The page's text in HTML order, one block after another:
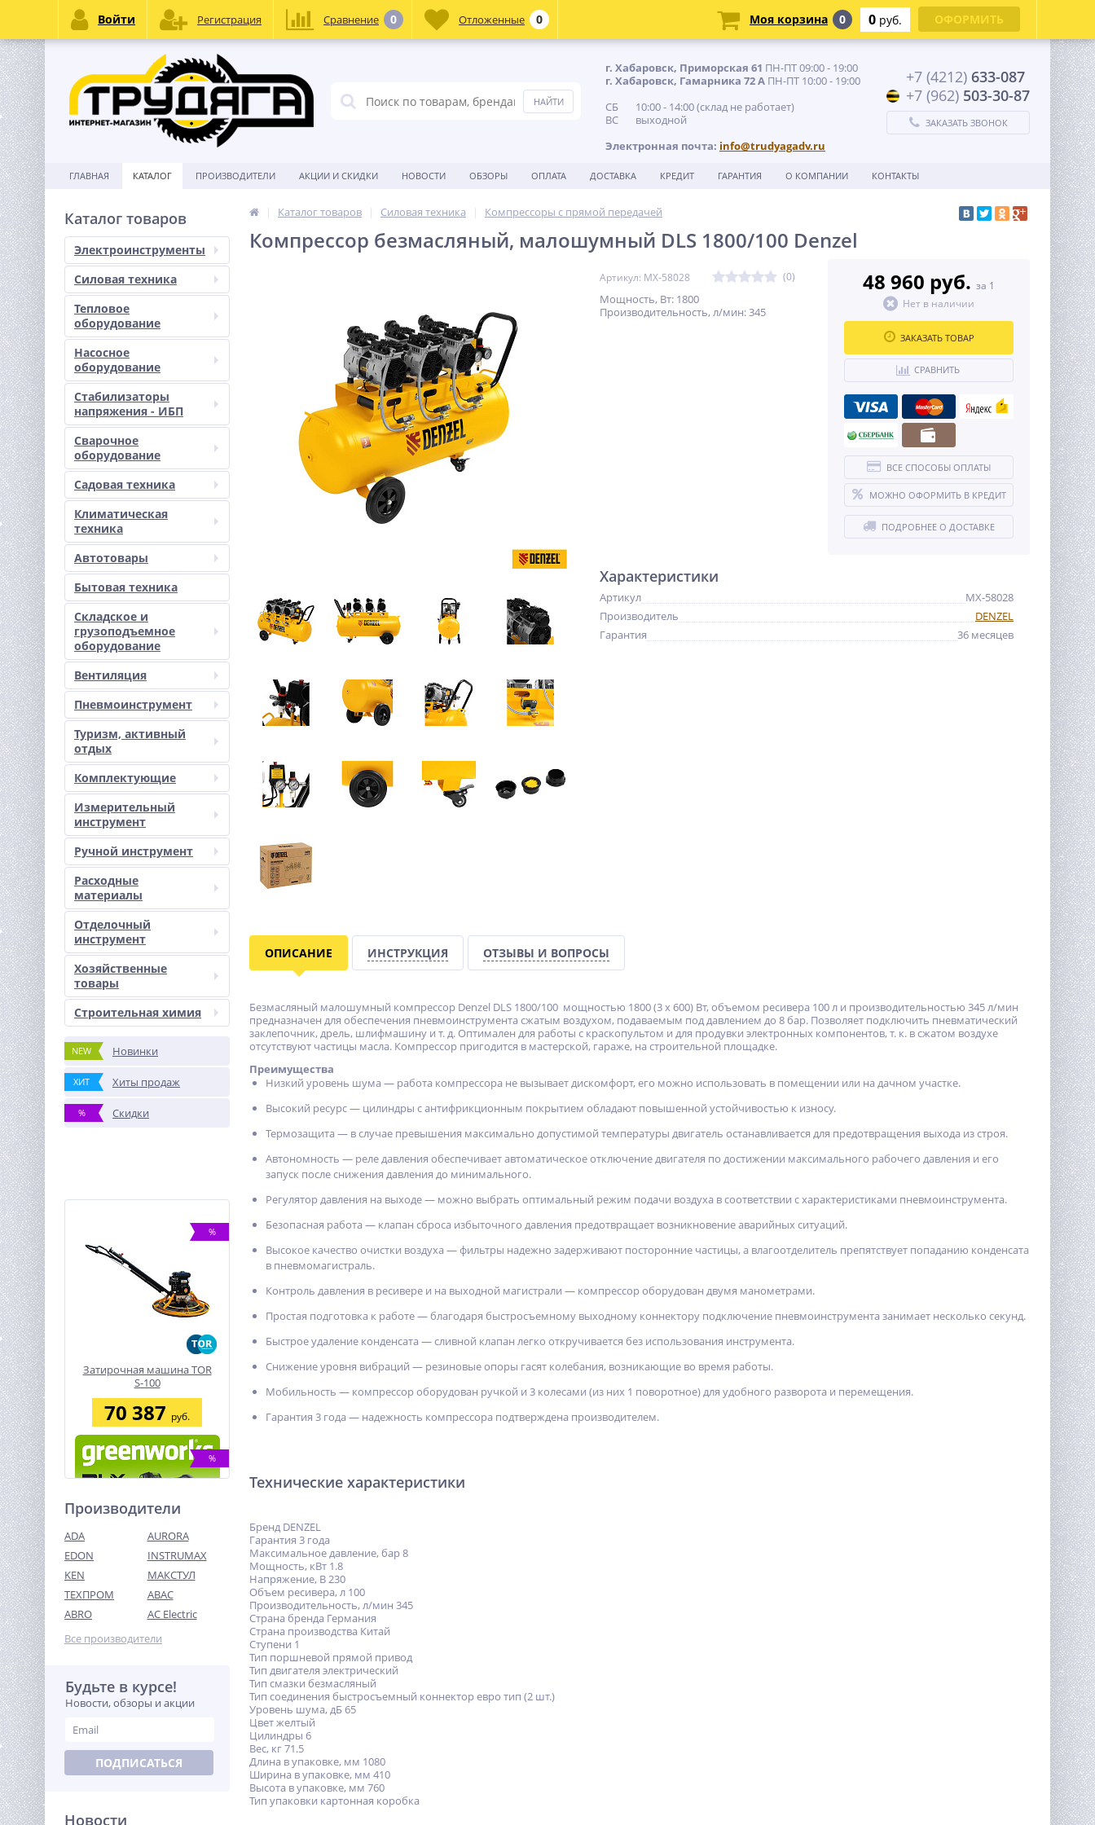
г. Хабаровск, Приморская 61 ПН-ПТ 09:00 - 19:00
г. Хабаровск, Гамарника 72 А ПН-ПТ 10:00 - 19:00
СБ 10:00 - 14:00 (склад не работает)
ВС выходной
Электронная почта: info@trudyagadv.ru
+7 (4212) 633-087
+7 (962) 503-30-87
ЗАКАЗАТЬ ЗВОНОК
ГЛАВНАЯ КАТАЛОГ ПРОИЗВОДИТЕЛИ АКЦИИ И СКИДКИ НОВОСТИ ОБЗОРЫ ОПЛАТА ДОСТАВКА КРЕДИТ ГАРАНТИЯ О КОМПАНИИ КОНТАКТЫ
Каталог товаров
Электроинструменты
Силовая техника
Тепловое
оборудование
Насосное
оборудование
Стабилизаторы
напряжения - ИБП
Сварочное
оборудование
Садовая техника
Климатическая
техника
Автотовары
Бытовая техника
Складское и
грузоподъемное
оборудование
Вентиляция
Пневмоинструмент
Туризм, активный
отдых
Комплектующие
Измерительный
инструмент
Ручной инструмент
Расходные
материалы
Отделочный
инструмент
Хозяйственные
товары
Строительная химия
NEW Новинки
ХИТ Хиты продаж
% Скидки
%
Затирочная машина TOR
S-100
70 387 руб.
%
Дисковая пила акк.
Greenworks GD24CS165,
24V,б/щет,165х20мм, 4800
об/мин, рез
57мм,1х5Ач,ЗУ,кор
16 490
Производители
ADA
AURORA
EDON
INSTRUMAX
KEN
МАКСТУЛ
ТЕХПРОМ
ABAC
ABRO
AC Electric
Все производители
Будьте в курсе!
Новости, обзоры и акции
ПОДПИСАТЬСЯ
Новости
Каталог товаров Силовая техника Компрессоры с прямой передачей
Компрессор безмасляный, малошумный DLS 1800/100 Denzel
Артикул: MX-58028 (0)
Мощность, Вт: 1800
Производительность, л/мин: 345
48 960 руб. за 1
Нет в наличии
ЗАКАЗАТЬ ТОВАР
СРАВНИТЬ
ВСЕ СПОСОБЫ ОПЛАТЫ
МОЖНО ОФОРМИТЬ В КРЕДИТ
ПОДРОБНЕЕ О ДОСТАВКЕ
Характеристики
Артикул
MX-58028
Производитель
DENZEL
Гарантия
36 месяцев
ОПИСАНИЕ ИНСТРУКЦИЯ ОТЗЫВЫ И ВОПРОСЫ
Безмасляный малошумный компрессор Denzel DLS 1800/100 мощностью 1800 (3 х 600) Вт, объемом ресивера 100 л и производительностью 345 л/мин
предназначен для обеспечения пневмоинструмента сжатым воздухом, подаваемым под давлением до 8 бар. Позволяет подключить пневматический
заклепочник, дрель, шлифмашину и т. д. Оптимален для работы с краскопультом и для продувки электронных компонентов, т. к. в сжатом воздухе
отсутствуют частицы масла. Компрессор пригодится в мастерской, гараже, на строительной площадке.
Преимущества
Низкий уровень шума — работа компрессора не вызывает дискомфорт, его можно использовать в помещении или на дачном участке.
Высокий ресурс — цилиндры с антифрикционным покрытием обладают повышенной устойчивостью к износу.
Термозащита — в случае превышения максимально допустимой температуры двигатель останавливается для предотвращения выхода из строя.
Автономность — реле давления обеспечивает автоматическое отключение двигателя по достижении максимального рабочего давления и его
запуск после снижения давления до минимального.
Регулятор давления на выходе — можно выбрать оптимальный режим подачи воздуха в соответствии с характеристиками пневмоинструмента.
Безопасная работа — клапан сброса избыточного давления предотвращает возникновение аварийных ситуаций.
Высокое качество очистки воздуха — фильтры надежно задерживают посторонние частицы, а влагоотделитель препятствует попаданию конденсата
в пневмомагистраль.
Контроль давления в ресивере и на выходной магистрали — компрессор оборудован двумя манометрами.
Простая подготовка к работе — благодаря быстросъемному выходному коннектору подключение пневмоинструмента занимает несколько секунд.
Быстрое удаление конденсата — сливной клапан легко откручивается без использования инструмента.
Снижение уровня вибраций — резиновые опоры гасят колебания, возникающие во время работы.
Мобильность — компрессор оборудован ручкой и 3 колесами (из них 1 поворотное) для удобного разворота и перемещения.
Гарантия 3 года — надежность компрессора подтверждена производителем.
Технические характеристики
Бренд DENZEL
Гарантия 3 года
Максимальное давление, бар 8
Мощность, кВт 1.8
Напряжение, В 230
Объем ресивера, л 100
Производительность, л/мин 345
Страна бренда Германия
Страна производства Китай
Ступени 1
Тип поршневой прямой привод
Тип двигателя электрический
Тип смазки безмасляный
Тип соединения быстросъемный коннектор евро тип (2 шт.)
Уровень шума, дБ 65
Цвет желтый
Цилиндры 6
Вес, кг 71.5
Длина в упаковке, мм 1080
Ширина в упаковке, мм 410
Высота в упаковке, мм 760
Тип упаковки картонная коробка
Войти Регистрация Сравнение 0 Отложенные 0 Моя корзина 0 0 руб. ОФОРМИТЬ